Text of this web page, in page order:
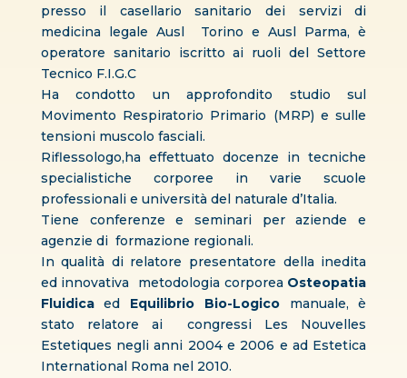
presso il casellario sanitario dei servizi di
medicina legale Ausl Torino e Ausl Parma, è
operatore sanitario iscritto ai ruoli del Settore
Tecnico F.I.G.C
Ha condotto un approfondito studio sul
Movimento Respiratorio Primario (MRP) e sulle
tensioni muscolo fasciali.
Riflessologo,ha effettuato docenze in tecniche
specialistiche corporee in varie scuole
professionali e università del naturale d’Italia.
Tiene conferenze e seminari per aziende e
agenzie di formazione regionali.
In qualità di relatore presentatore della inedita
ed innovativa metodologia corporea Osteopatia
Fluidicaed Equilibrio Bio-Logicomanuale, è
stato relatore ai congressi Les Nouvelles
Estetiques negli anni 2004 e 2006 e ad Estetica
International Roma nel 2010.